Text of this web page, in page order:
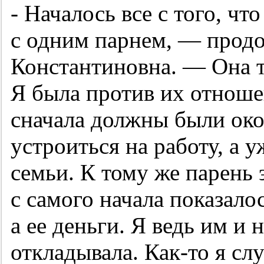
- Началось все с того,
с одним парнем, —
Константиновна. — Она
Я была против их
сначала должны были
устроиться на работу, а
семьи. К тому же парень
с самого начала
а ее деньги. Я ведь им и
откладывала. Как-то я